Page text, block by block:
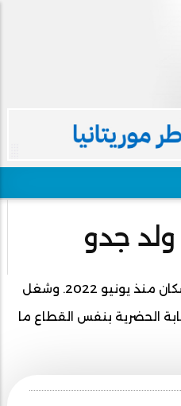
جدو
مدير الرقابة الحضرية بوزارة الإسكان منذ يونيو 2022. وشغل
الحضرية بنفس القطاع ما